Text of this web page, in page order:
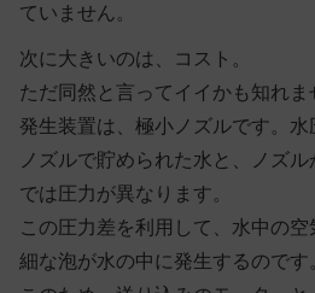
ていません。
次に大きいのは、コスト。
ただ同然と言ってイイかも知れま
発生装置は、極小ノズルです。水
ノズルで貯められた水と、ノズ
では圧力が異なります。
この圧力差を利用して、水中の
細な泡が水の中に発生するのです